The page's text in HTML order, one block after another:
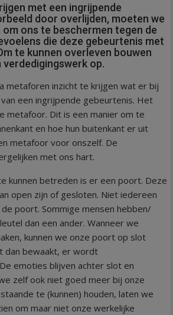
met een ingrijpende
door overlijden, moeten we
om ons te beschermen tegen de
die deze gebeurtenis met
te kunnen overleven bouwen
verdedigingswerk op.
metaforen inzicht te krijgen wat er bij
een ingrijpende gebeurtenis. Het
metafoor. Dit is een manier om te
en hoe hun buitenkant er uit
metafoor voor onszelf. De
met ons hart.
kunnen betreden is er een poort. Deze
open zijn of gesloten. Niet iedereen
poort. Sommige mensen hebben/
dan een ander. Wanneer we
kunnen we onze poort op slot
dan bewaakt, er wordt
emoties blijven achter slot en
zelf ook niet goed meer bij onze
te (kunnen) houden, laten we
om maar niet onze werkelijke